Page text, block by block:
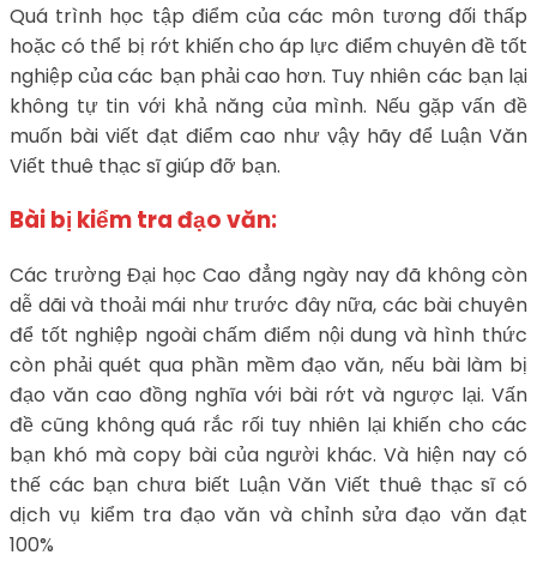
Quá trình học tập điểm của các môn tương đối thấp
hoặc có thể bị rớt khiến cho áp lực điểm chuyên đề tốt
nghiệp của các bạn phải cao hơn. Tuy nhiên các bạn lại
không tự tin với khả năng của mình. Nếu gặp vấn đề
muốn bài viết đạt điểm cao như vậy hãy để Luận Văn
Viết thuê thạc sĩ giúp đỡ bạn.
Bài bị kiểm tra đạo văn:
Các trường Đại học Cao đẳng ngày nay đã không còn
dễ dãi và thoải mái như trước đây nữa, các bài chuyên
để tốt nghiệp ngoài chấm điểm nội dung và hình thức
còn phải quét qua phần mềm đạo văn, nếu bài làm bị
đạo văn cao đồng nghĩa với bài rớt và ngược lại. Vấn
đề cũng không quá rắc rối tuy nhiên lại khiến cho các
bạn khó mà copy bài của người khác. Và hiện nay có
thế các bạn chưa biết Luận Văn Viết thuê thạc sĩ có
dịch vụ kiểm tra đạo văn và chỉnh sửa đạo văn đạt
100%